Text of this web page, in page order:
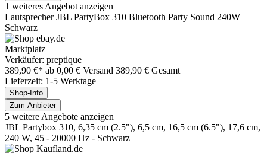
1 weiteres Angebot anzeigen
Lautsprecher JBL PartyBox 310 Bluetooth Party Sound 240W
Schwarz
Marktplatz
Verkäufer: preptique
389,90 €* ab 0,00 € Versand 389,90 € Gesamt
Lieferzeit: 1-5 Werktage
Shop-Info
Zum Anbieter
5 weitere Angebote anzeigen
JBL Partybox 310, 6,35 cm (2.5"), 6,5 cm, 16,5 cm (6.5"), 17,6 cm,
240 W, 45 - 20000 Hz - Schwarz